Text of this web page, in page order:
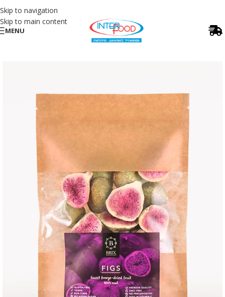
Skip to navigation
Skip to main content
MENU